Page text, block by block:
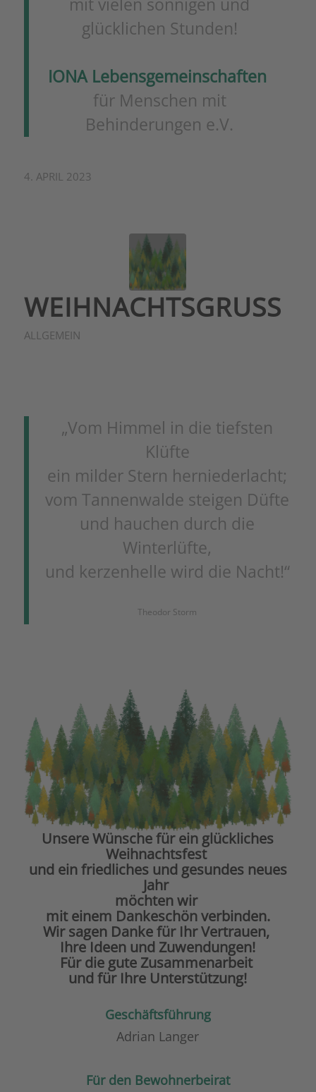
mit vielen sonnigen und
glücklichen Stunden!
IONA Lebensgemeinschaften
für Menschen mit
Behinderungen e.V.
4. APRIL 2023
WEIHNACHTSGRUSS
ALLGEMEIN
„Vom Himmel in die tiefsten
Klüfte
ein milder Stern herniederlacht;
vom Tannenwalde steigen Düfte
und hauchen durch die
Winterlüfte,
und kerzenhelle wird die Nacht!“
Theodor Storm
Unsere Wünsche für ein glückliches
Weihnachtsfest
und ein friedliches und gesundes neues
Jahr
möchten wir
mit einem Dankeschön verbinden.
Wir sagen Danke für Ihr Vertrauen,
Ihre Ideen und Zuwendungen!
Für die gute Zusammenarbeit
und für Ihre Unterstützung!
Geschäftsführung
Adrian Langer
Für den Bewohnerbeirat